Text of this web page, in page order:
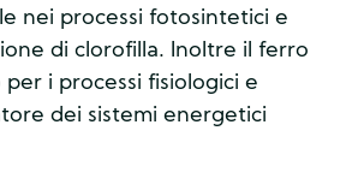
nei processi fotosintetici e
di clorofilla. Inoltre il ferro
per i processi fisiologici e
dei sistemi energetici